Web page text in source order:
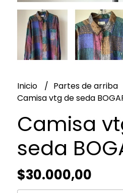
Inicio
Partes de arriba
Camisa vtg de seda
Camisa
seda
$30.000,00